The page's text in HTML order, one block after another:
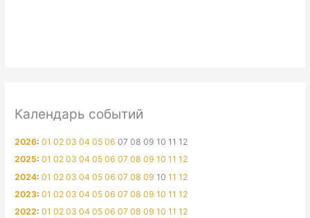
Календарь событий
2026:01 02 03 04 05 06 07 08 09 10 11 12
2025:01 02 03 04 05 06 07 08 09 10 11 12
2024:01 02 03 04 05 06 07 08 09 10 11 12
2023:01 02 03 04 05 06 07 08 09 10 11 12
2022:01 02 03 04 05 06 07 08 09 10 11 12